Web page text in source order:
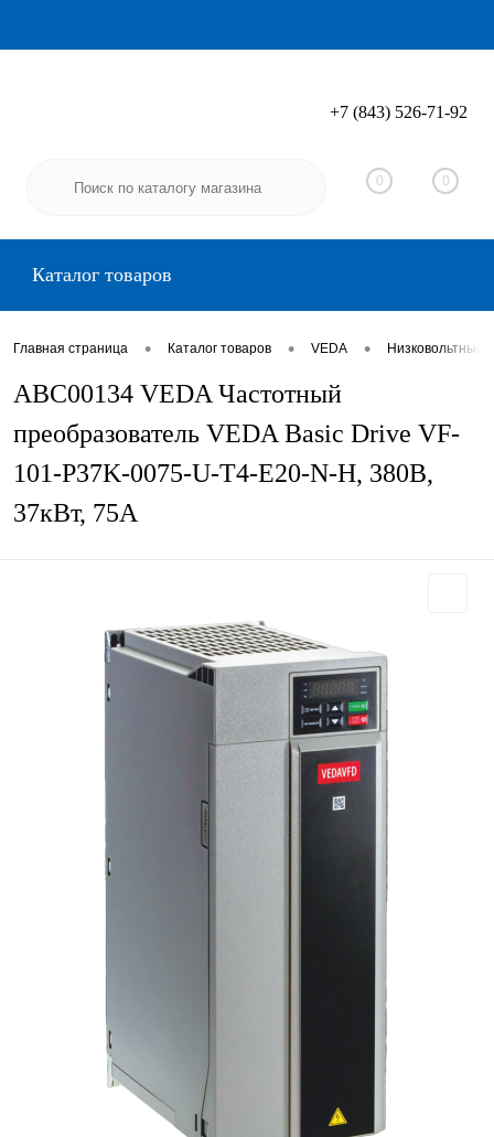
Вход Регистрация
+7 (843) 526-71-92
0 0
Каталог товаров
Главная страница • Каталог товаров • VEDA •
ABC00134 VEDA Частотный
преобразователь VEDA Basic Drive VF-
101-P37K-0075-U-T4-E20-N-H, 380В,
37кВт, 75А